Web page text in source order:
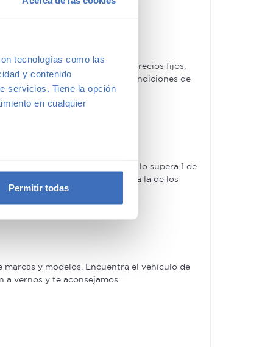
tecnologías como las
y contenido
servicios. Tiene la opción
en cualquier
en la
les haya proporcionado o
Permitir todas
de segunda mano tienen precios fijos,
las acompañaremos de condiciones de
control de calidad –solo lo supera 1 de
5 Estrellas muy similar a la de los
marcas y modelos. Encuentra el vehículo de
vernos y te aconsejamos.